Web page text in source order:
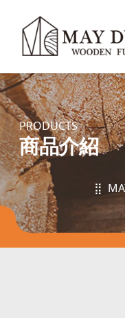
PRODUCTS
商品介紹
⣿